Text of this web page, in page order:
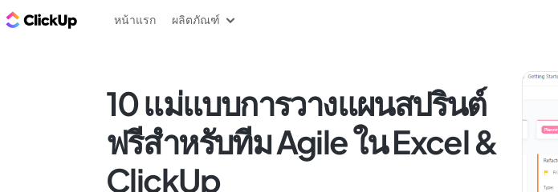
บล็อก ClickUp
หน้าแรก ผลิตภัณฑ์
10 แม่แบบการวางแผนสปรินต์
ฟรีสำหรับทีม Agile ใน Excel &
ClickUp